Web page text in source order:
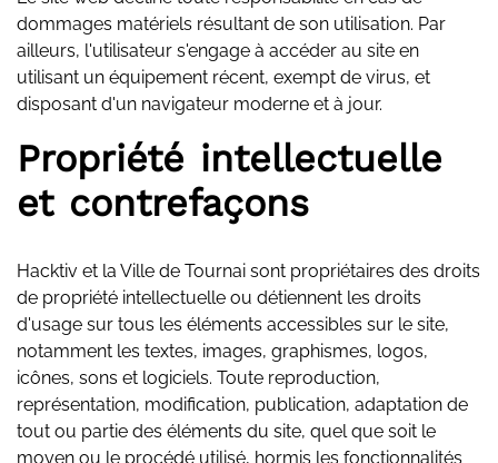
dommages matériels résultant de son utilisation. Par
ailleurs, l'utilisateur s'engage à accéder au site en
utilisant un équipement récent, exempt de virus, et
disposant d'un navigateur moderne et à jour.
Propriété intellectuelle
et contrefaçons
Hacktiv et la Ville de Tournai sont propriétaires des droits
de propriété intellectuelle ou détiennent les droits
d'usage sur tous les éléments accessibles sur le site,
notamment les textes, images, graphismes, logos,
icônes, sons et logiciels. Toute reproduction,
représentation, modification, publication, adaptation de
tout ou partie des éléments du site, quel que soit le
moyen ou le procédé utilisé, hormis les fonctionnalités